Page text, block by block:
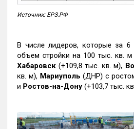
Источник: ЕРЗ.РФ
В числе лидеров, которые за 6
объем стройки на 100 тыс. кв. м
Хабаровск (+109,8 тыс. кв. м),
кв. м), Мариуполь (ДНР) с
и Ростов-на-Дону (+103,7 тыс.